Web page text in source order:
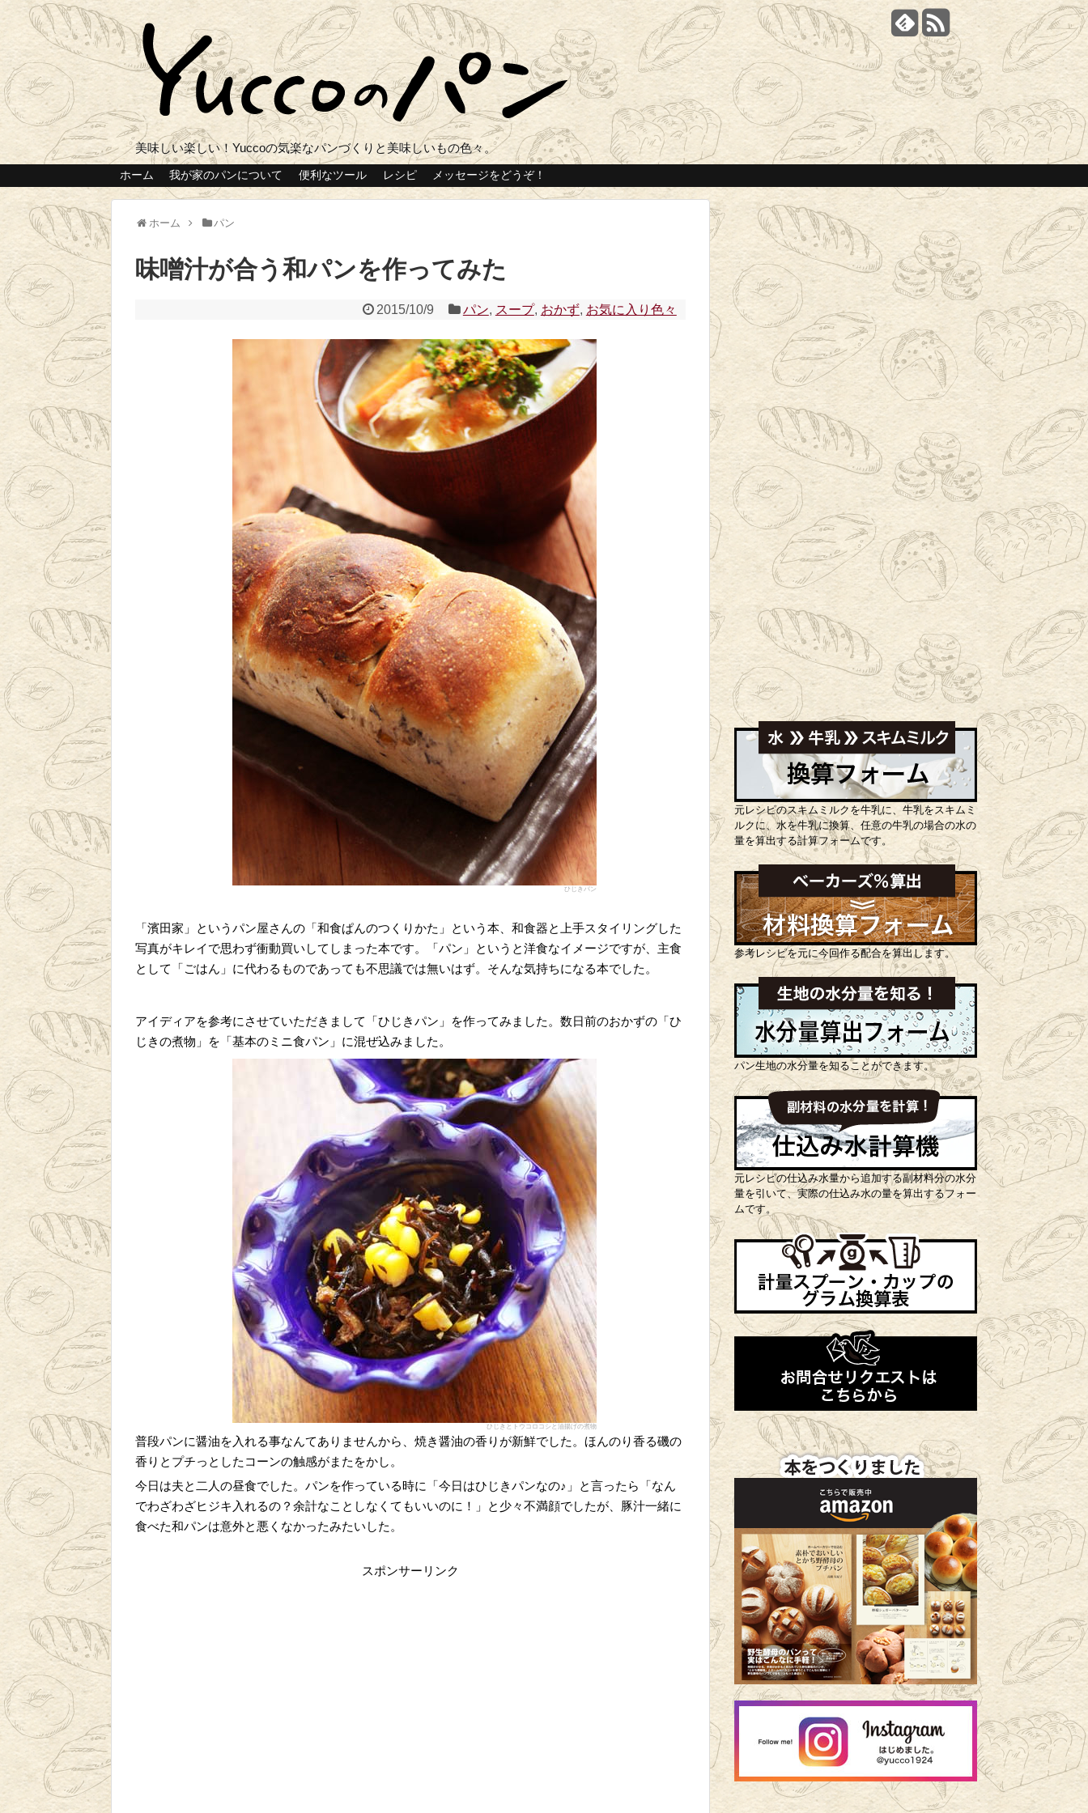
美味しい楽しい！Yuccoの気楽なパンづくりと美味しいもの色々。
ホーム 我が家のパンについて 便利なツール レシピ メッセージをどうぞ！
ホーム パン
味噌汁が合う和パンを作ってみた
2015/10/9 パン, スープ, おかず, お気に入り色々
ひじきパン
「濱田家」というパン屋さんの「和食ぱんのつくりかた」という本、和食器と上手スタイリングした
写真がキレイで思わず衝動買いしてしまった本です。「パン」というと洋食なイメージですが、主食
として「ごはん」に代わるものであっても不思議では無いはず。そんな気持ちになる本でした。
アイディアを参考にさせていただきまして「ひじきパン」を作ってみました。数日前のおかずの「ひ
じきの煮物」を「基本のミニ食パン」に混ぜ込みました。
ひじきとトウコロコシと油揚げの煮物
普段パンに醤油を入れる事なんてありませんから、焼き醤油の香りが新鮮でした。ほんのり香る磯の
香りとプチっとしたコーンの触感がまたをかし。
今日は夫と二人の昼食でした。パンを作っている時に「今日はひじきパンなの♪」と言ったら「なん
でわざわざヒジキ入れるの？余計なことしなくてもいいのに！」と少々不満顔でしたが、豚汁一緒に
食べた和パンは意外と悪くなかったみたいした。
スポンサーリンク
元レシピのスキムミルクを牛乳に、牛乳をスキムミ
ルクに、水を牛乳に換算、任意の牛乳の場合の水の
量を算出する計算フォームです。
参考レシピを元に今回作る配合を算出します。
パン生地の水分量を知ることができます。
元レシピの仕込み水量から追加する副材料分の水分
量を引いて、実際の仕込み水の量を算出するフォー
ムです。